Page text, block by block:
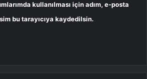
kullanılması için adım, e-posta
bu tarayıcıya kaydedilsin.